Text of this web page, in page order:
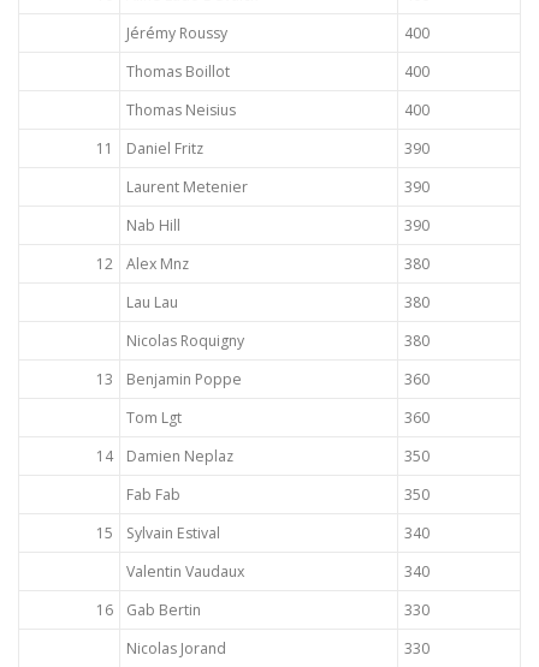
Jérémy Roussy
400
Thomas Boillot
400
Thomas Neisius
400
11
Daniel Fritz
390
Laurent Metenier
390
Nab Hill
390
12
Alex Mnz
380
Lau Lau
380
Nicolas Roquigny
380
13
Benjamin Poppe
360
Tom Lgt
360
14
Damien Neplaz
350
Fab Fab
350
15
Sylvain Estival
340
Valentin Vaudaux
340
16
Gab Bertin
330
Nicolas Jorand
330